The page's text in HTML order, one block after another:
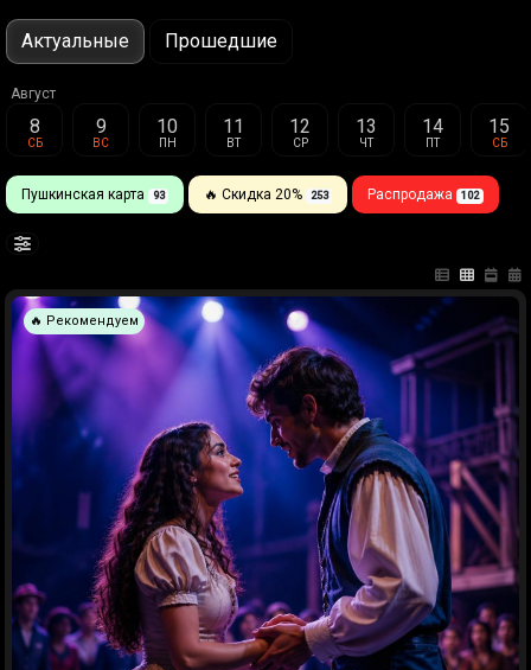
Актуальные Прошедшие
Август
8
СБ
9
ВС
10
ПН
11
ВТ
12
СР
13
ЧТ
14
ПТ
15
СБ
Пушкинская карта 93 🔥 Скидка 20% 253 Распродажа 102
🔥 Рекомендуем